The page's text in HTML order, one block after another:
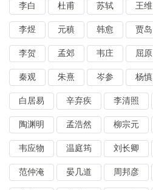
李白 杜甫 苏轼 王维
李煜 元稹 韩愈 贾岛
李贺 孟郊 韦庄 屈原
秦观 朱熹 岑参 杨慎
白居易 辛弃疾 李清照
陶渊明 孟浩然 柳宗元
韦应物 温庭筠 刘长卿
范仲淹 晏几道 周邦彦